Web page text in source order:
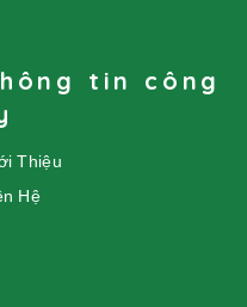
tin công
Thiệu
Hệ